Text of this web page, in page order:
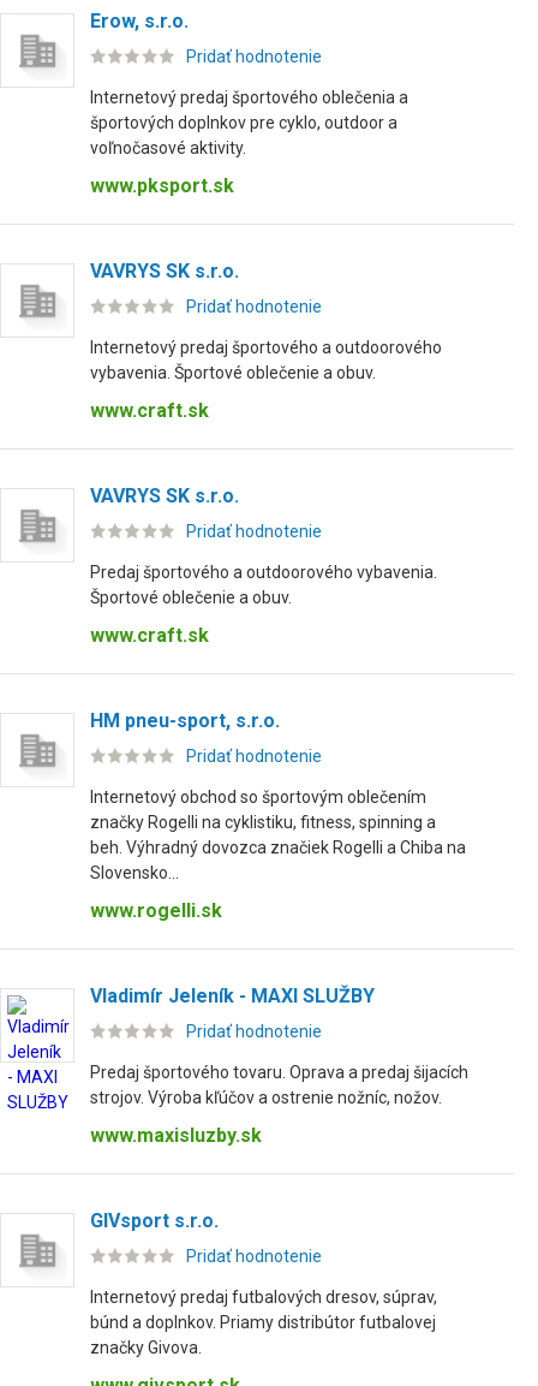
Erow, s.r.o.
Pridať hodnotenie
Internetový predaj športového oblečenia a
športových doplnkov pre cyklo, outdoor a
voľnočasové aktivity.
www.pksport.sk
VAVRYS SK s.r.o.
Pridať hodnotenie
Internetový predaj športového a outdoorového
vybavenia. Športové oblečenie a obuv.
www.craft.sk
VAVRYS SK s.r.o.
Pridať hodnotenie
Predaj športového a outdoorového vybavenia.
Športové oblečenie a obuv.
www.craft.sk
HM pneu-sport, s.r.o.
Pridať hodnotenie
Internetový obchod so športovým oblečením
značky Rogelli na cyklistiku, fitness, spinning a
beh. Výhradný dovozca značiek Rogelli a Chiba na
Slovensko...
www.rogelli.sk
Vladimír Jeleník - MAXI SLUŽBY
Pridať hodnotenie
Predaj športového tovaru. Oprava a predaj šijacích
strojov. Výroba kľúčov a ostrenie nožníc, nožov.
www.maxisluzby.sk
GIVsport s.r.o.
Pridať hodnotenie
Internetový predaj futbalových dresov, súprav,
búnd a doplnkov. Priamy distribútor futbalovej
značky Givova.